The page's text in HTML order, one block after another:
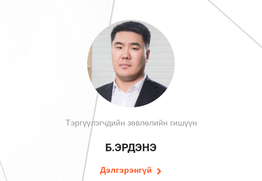
Тэргүүлэгчдийн зөвлөлийн гишүүн
Б.ЭРДЭНЭ
Дэлгэрэнгүй